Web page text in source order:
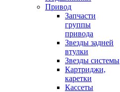
Привод
Запчасти
группы
привода
Звезды задней
втулки
Звезды системы
Картриджи,
каретки
Кассеты